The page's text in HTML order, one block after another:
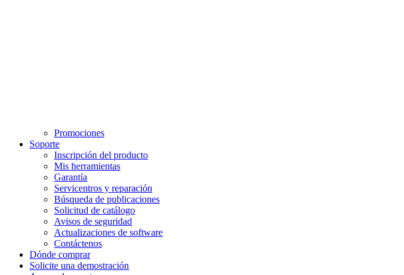
Promociones
Soporte
Inscripción del producto
Mis herramientas
Garantía
Servicentros y reparación
Búsqueda de publicaciones
Solicitud de catálogo
Avisos de seguridad
Actualizaciones de software
Contáctenos
Dónde comprar
Solicite una demostración